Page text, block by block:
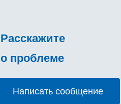
Расскажите
о проблеме
Написать сообщение